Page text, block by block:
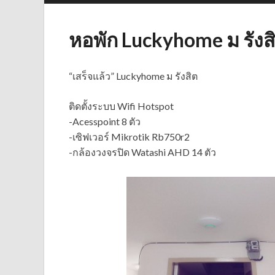
หอพัก Luckyhome ม รัง
“เสร็จแล้ว” Luckyhome ม รังสิต
ติดตั้งระบบ Wifi Hotspot
-Acesspoint 8 ตัว
-เซิฟเวอร์ Mikrotik Rb750r2
-กล้องวงจรปิด Watashi AHD 14 ตัว